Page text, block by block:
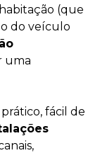
(que
do veículo
uma
fácil de